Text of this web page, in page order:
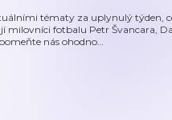
tématy za uplynulý týden,
milovníci fotbalu Petr Švancara,
nás ohodno…